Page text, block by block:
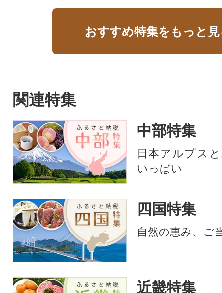
おすすめ特集をもっと
関連特集
中部特集
日本アルプス
いっぱい
四国特集
自然の恵み、ご
近畿特集